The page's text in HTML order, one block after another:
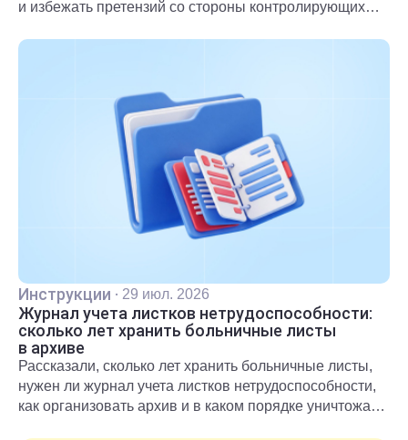
и избежать претензий со стороны контролирующих
Инструкции · 29 июл. 2026
Журнал учета листков нетрудоспособности:
сколько лет хранить больничные листы
в архиве
Рассказали, сколько лет хранить больничные листы,
нужен ли журнал учета листков нетрудоспособности,
как организовать архив и в каком порядке уничтожать